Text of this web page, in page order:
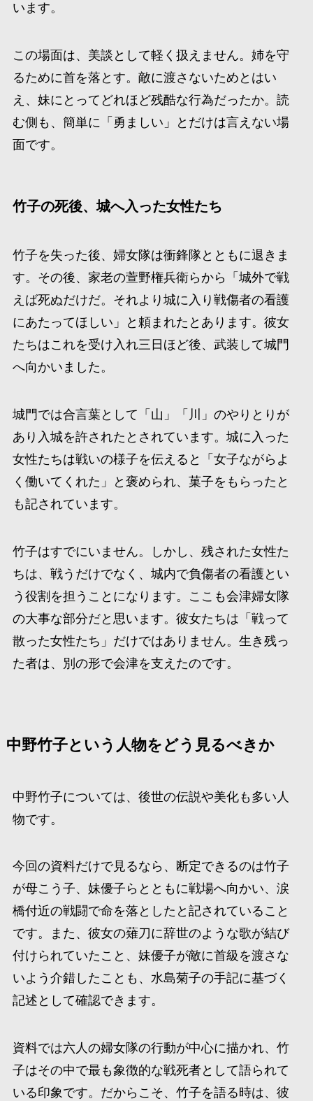
います。
この場面は、美談として軽く扱えません。姉を守
るために首を落とす。敵に渡さないためとはい
え、妹にとってどれほど残酷な行為だったか。読
む側も、簡単に「勇ましい」とだけは言えない場
面です。
竹子の死後、城へ入った女性たち
竹子を失った後、婦女隊は衝鋒隊とともに退きま
す。その後、家老の萱野権兵衛らから「城外で戦
えば死ぬだけだ。それより城に入り戦傷者の看護
にあたってほしい」と頼まれたとあります。彼女
たちはこれを受け入れ三日ほど後、武装して城門
へ向かいました。
城門では合言葉として「山」「川」のやりとりが
あり入城を許されたとされています。城に入った
女性たちは戦いの様子を伝えると「女子ながらよ
く働いてくれた」と褒められ、菓子をもらったと
も記されています。
竹子はすでにいません。しかし、残された女性た
ちは、戦うだけでなく、城内で負傷者の看護とい
う役割を担うことになります。ここも会津婦女隊
の大事な部分だと思います。彼女たちは「戦って
散った女性たち」だけではありません。生き残っ
た者は、別の形で会津を支えたのです。
中野竹子という人物をどう見るべきか
中野竹子については、後世の伝説や美化も多い人
物です。
今回の資料だけで見るなら、断定できるのは竹子
が母こう子、妹優子らとともに戦場へ向かい、涙
橋付近の戦闘で命を落としたと記されていること
です。また、彼女の薙刀に辞世のような歌が結び
付けられていたこと、妹優子が敵に首級を渡さな
いよう介錯したことも、水島菊子の手記に基づく
記述として確認できます。
資料では六人の婦女隊の行動が中心に描かれ、竹
子はその中で最も象徴的な戦死者として語られて
いる印象です。だからこそ、竹子を語る時は、彼